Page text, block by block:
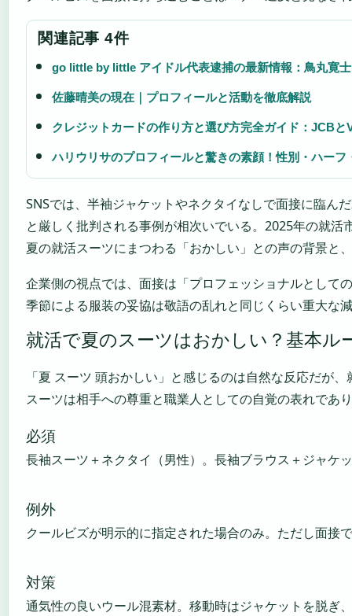
関連記事 4件
go little by little アイドル代表逮捕の最新情報：鳥丸寛
佐藤晴美の現在｜プロフィールと活動を徹底解説
クレジットカードの作り方と選び方完全ガイド：JCB
ハリウリサのプロフィールと驚きの素顔！性別・ハー
SNSでは、半袖ジャケットやネクタイなしで面接に臨ん
と厳しく批判される事例が相次いでいる。2025年の就
夏の就活スーツにまつわる「おかしい」との声の背景と
企業側の視点では、面接は「プロフェッショナルとして
季節による服装の妥協は敬語の乱れと同じくらい重大な
就活で夏のスーツはおかしい？基本ル
「夏 スーツ 頭おかしい」と感じるのは自然な反応だが
スーツは相手への尊重と職業人としての自覚の表れであ
必須
長袖スーツ＋ネクタイ（男性）。長袖ブラウス＋ジャケ
例外
クールビズが明示的に指定された場合のみ。ただし面接
対策
通気性の良いウール混素材。移動時はジャケットを脱ぎ